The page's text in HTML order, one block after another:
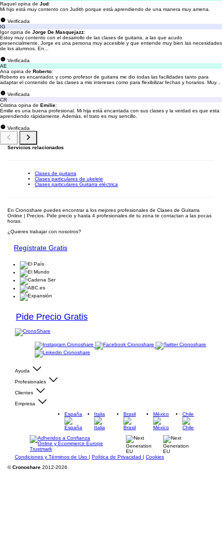
Raquel opina de Jud:
Mi hijo está muy contento con Judith porque está aprendiendo de una manera muy amena.
Verificada
IG
Igor opina de Jorge De Masquejazz:
Estoy muy contento con el desarrollo de las clases de guitarra, a las que acudo
presencialmente. Jorge es una persona muy accesible y que entiende muy bien las necesidades
de los alumnos. En...
Verificada
AE
Ana opina de Roberto:
Roberto es encantador, y como profesor de guitarra me dio todas las facilidades tanto para
adaptar el contenido de las clases a mis intereses como para flexibilizar fechas y horarios. Muy...
Verificada
CR
Cristina opina de Emilie:
Emilie es una buena profesional. Mi hija está encantada con sus clases y la verdad es que esta
aprendiendo rápidamente. Además, el trato es muy sencillo.
Verificada
Servicios relacionados
Clases de guitarra
Clases particulares de ukelele
Clases particulares Guitarra eléctrica
En Cronoshare puedes encontrar a los mejores profesionales de Clases de Guitarra
Online | Precios. Pide precio y hasta 4 profesionales de tu zona te contactan a las pocas
horas.
¿Quieres trabajar con nosotros?
Regístrate Gratis
Pide Precio Gratis
Ayuda
Profesionales
Clientes
Empresa
España
Italia Brasil México Chile
Condiciones y Términos de Uso | Política de Privacidad | Cookies
©Cronoshare 2012-2026